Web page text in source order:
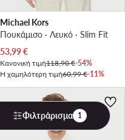
Michael Kors
Πουκάμισο · Λευκό · Slim Fit
Τρέχουσα τιμή
53,99€
Κανονική τιμή118,90 €-54%
Η χαμηλότερη τιμή60,99 €-11%
Φιλτράρισμα 1